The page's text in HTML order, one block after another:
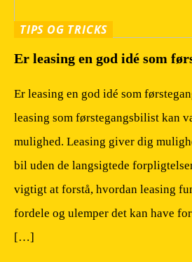
TIPS OG TRICKS
Er leasing en god idé som
Er leasing en god idé som
leasing som førstegangsbilist kan
mulighed. Leasing giver dig
bil uden de langsigtede
vigtigt at forstå, hvordan leasing
fordele og ulemper det kan have
[…]